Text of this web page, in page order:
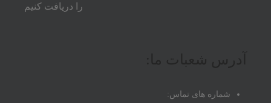
را دریافت کنیم
شماره های تماس: